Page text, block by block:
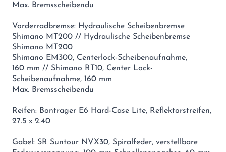
Max. Bremsscheibendu
Vorderradbremse: Hydraulische Scheibenbremse
Shimano MT200 // Hydraulische Scheibenbremse
Shimano MT200
Shimano EM300, Centerlock-Scheibenaufnahme,
160 mm // Shimano RT10, Center Lock-
Scheibenaufnahme, 160 mm
Max. Bremsscheibendu
Reifen: Bontrager E6 Hard-Case Lite, Reflektorstreifen,
27.5 x 2.40
Gabel: SR Suntour NVX30, Spiralfeder, verstellbare